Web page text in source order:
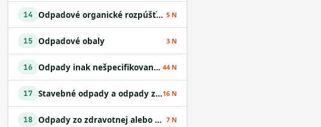
14 Odpadové organické rozpúšťadlá 5 N
15 Odpadové obaly 3 N
16 Odpady inak nešpecifikované v tomto katalógu 44 N
17 Stavebné odpady a odpady z demolácií vrátane výkopovej zeminy z kontaminovaných miest16 N
18 Odpady zo zdravotnej alebo veterinárnej starostlivosti alebo s nimi súvisiaceho výskumu okrem kuchynských a reštauračných odpadov 7 N